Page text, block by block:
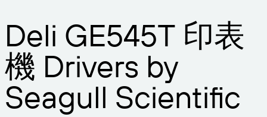
BarTender 標籤功能
使用案例
製造業
零售
下載印表機驅動程式
支援方案
合作夥伴
成為合作夥伴
支援
Deli GE545T 印表
機 Drivers by
Seagull Scientific